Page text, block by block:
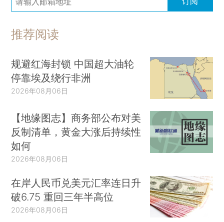
推荐阅读
规避红海封锁 中国超大油轮
停靠埃及绕行非洲
2026年08月06日
【地缘图志】商务部公布对美
反制清单，黄金大涨后持续性
如何
2026年08月06日
在岸人民币兑美元汇率连日升
破6.75 重回三年半高位
2026年08月06日